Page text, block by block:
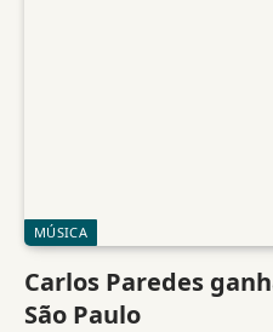
MÚSICA
Carlos Paredes
São Paulo